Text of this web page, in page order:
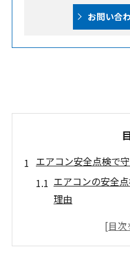
お問い合
エアコン安全点検で
エアコンの安全
理由
家族を守るため